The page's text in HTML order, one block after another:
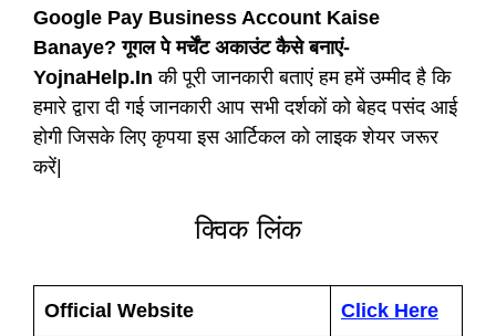
Google Pay Business Account Kaise
Banaye? गूगल पे मर्चेंट अकाउंट कैसे बनाएं-
YojnaHelp.In की पूरी जानकारी बताएं हम हमें उम्मीद है कि
हमारे द्वारा दी गई जानकारी आप सभी दर्शकों को बेहद पसंद आई
होगी जिसके लिए कृपया इस आर्टिकल को लाइक शेयर जरूर
करें|
क्विक लिंक
Official Website Click Here